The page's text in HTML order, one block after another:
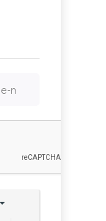
Game
Definitive